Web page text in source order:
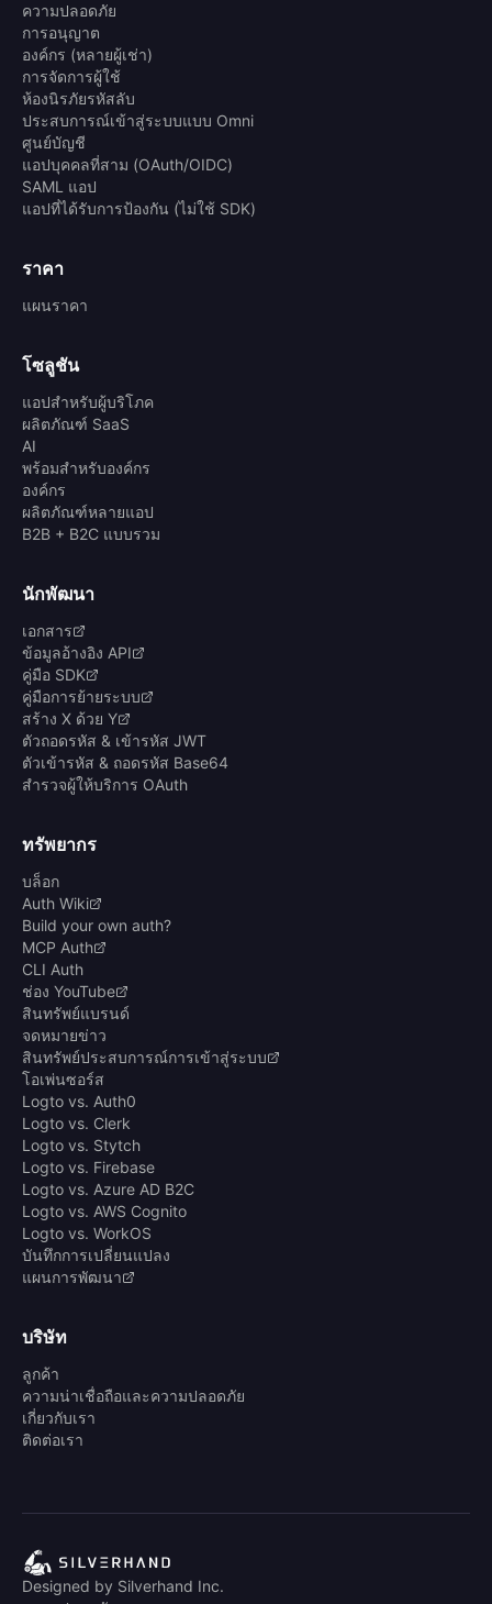
ความปลอดภัย
การอนุญาต
องค์กร (หลายผู้เช่า)
การจัดการผู้ใช้
ห้องนิรภัยรหัสลับ
ประสบการณ์เข้าสู่ระบบแบบ Omni
ศูนย์บัญชี
แอปบุคคลที่สาม (OAuth/OIDC)
SAML แอป
แอปที่ได้รับการป้องกัน (ไม่ใช้ SDK)
ราคา
แผนราคา
โซลูชัน
แอปสำหรับผู้บริโภค
ผลิตภัณฑ์ SaaS
AI
พร้อมสำหรับองค์กร
องค์กร
ผลิตภัณฑ์หลายแอป
B2B + B2C แบบรวม
นักพัฒนา
เอกสาร
ข้อมูลอ้างอิง API
คู่มือ SDK
คู่มือการย้ายระบบ
สร้าง X ด้วย Y
ตัวถอดรหัส & เข้ารหัส JWT
ตัวเข้ารหัส & ถอดรหัส Base64
สำรวจผู้ให้บริการ OAuth
ทรัพยากร
บล็อก
Auth Wiki
Build your own auth?
MCP Auth
CLI Auth
ช่อง YouTube
สินทรัพย์แบรนด์
จดหมายข่าว
สินทรัพย์ประสบการณ์การเข้าสู่ระบบ
โอเพ่นซอร์ส
Logto vs. Auth0
Logto vs. Clerk
Logto vs. Stytch
Logto vs. Firebase
Logto vs. Azure AD B2C
Logto vs. AWS Cognito
Logto vs. WorkOS
บันทึกการเปลี่ยนแปลง
แผนการพัฒนา
บริษัท
ลูกค้า
ความน่าเชื่อถือและความปลอดภัย
เกี่ยวกับเรา
ติดต่อเรา
Designed by Silverhand Inc.